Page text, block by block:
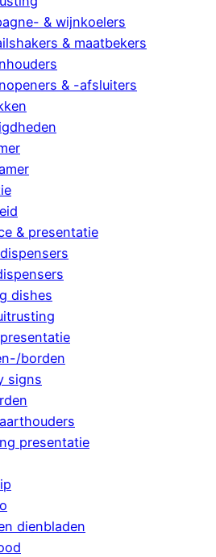
& wijnkoelers
& maatbekers
& -afsluiters
& presentatie
dishes
borden
signs
presentatie
dienbladen